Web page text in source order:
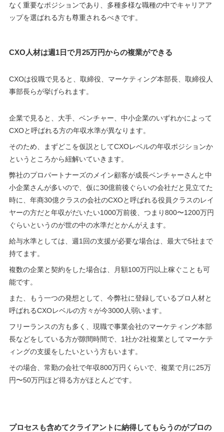
なく重要なポジションであり、多種多様な職種の中でキャリアア
ップを選ばれる方も尊重されるべきです。
CXO人材は週1日で月25万円からの複業ができる
CXOは役職で見ると、取締役、マーケティング本部長、取締役人
事部長らが挙げられます。
企業で見ると、大手、ベンチャー、中小企業のいずれかによって
CXOと呼ばれる方の年収水準が異なります。
そのため、まずどこを仮説としてCXOレベルの年収ポジションか
というところから紐解いていきます。
弊社のプロパートナーズのメイン顧客が成長ベンチャーさんと中
小企業さんが多いので、仮に30億前後ぐらいの会社だと見立てた
時に、年商30億クラスの会社のCXOと呼ばれる役員クラスのレイ
ヤーの方だと年収がだいたい1000万前後、つまり800〜1200万円
ぐらいというのが世の中の水準だとかんがえます。
給与水準としては、週1回の支援が必要な場合は、最大で5社まで
持てます。
複数の企業と契約をした場合は、月額100万円以上稼ぐことも可
能です。
また、もう一つの発想として、今弊社に登録しているプロ人材と
呼ばれるCXOレベルの方々が今3000人弱います。
フリーランスの方も多く、現職で事業会社のマーケティング本部
長などをしている方が隙間時間で、1社か2社複業としてマーケテ
ィングの支援をしたいという方もいます。
その場合、常勤の会社で年収800万円くらいで、複業で月に25万
円〜50万円ほど得る方がほとんどです。
プロセスも含めてクライアントに納得してもらうのがプロの